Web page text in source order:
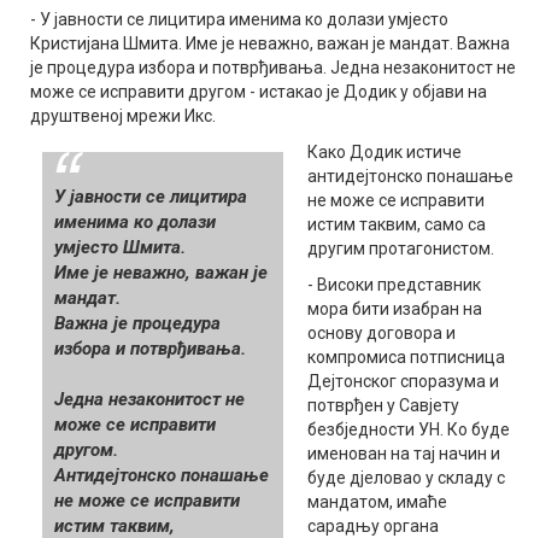
- У јавности се лицитира именима ко долази умјесто
Кристијана Шмита. Име је неважно, важан је мандат. Важна
је процедура избора и потврђивања. Једна незаконитост не
може се исправити другом - истакао је Додик у објави на
друштвеној мрежи Икс.
У јавности се лицитира
именима ко долази
умјесто Шмита.
Име је неважно, важан је
мандат.
Важна је процедура
избора и потврђивања.
Једна незаконитост не
може се исправити
другом.
Антидејтонско понашање
не може се исправити
истим таквим,
Како Додик истиче
антидејтонско понашање
не може се исправити
истим таквим, само са
другим протагонистом.
- Високи представник
мора бити изабран на
основу договора и
компромиса потписница
Дејтонског споразума и
потврђен у Савјету
безбједности УН. Ко буде
именован на тај начин и
буде дjеловао у складу с
мандатом, имаће
сарадњу органа